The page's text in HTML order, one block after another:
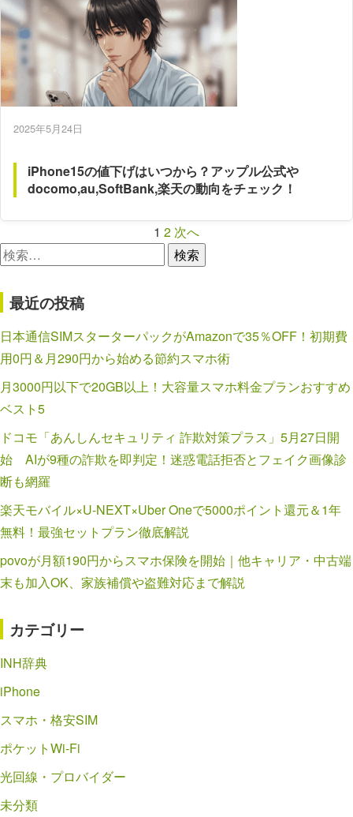
2025年5月24日
iPhone15の値下げはいつから？アップル公式や
docomo,au,SoftBank,楽天の動向をチェック！
稿
の
ペ
ー
ジ
送
り
1 2 次へ
検
最近の投稿
日本通信SIMスターターパックがAmazonで35％OFF！初期費
用0円＆月290円から始める節約スマホ術
月3000円以下で20GB以上！大容量スマホ料金プランおすすめ
ベスト5
ドコモ「あんしんセキュリティ 詐欺対策プラス」5月27日開
始 AIが9種の詐欺を即判定！迷惑電話拒否とフェイク画像診
断も網羅
楽天モバイル×U-NEXT×Uber Oneで5000ポイント還元＆1年
無料！最強セットプラン徹底解説
povoが月額190円からスマホ保険を開始｜他キャリア・中古端
末も加入OK、家族補償や盗難対応まで解説
カテゴリー
INH辞典
iPhone
スマホ・格安SIM
ポケットWi-Fi
光回線・プロバイダー
未分類